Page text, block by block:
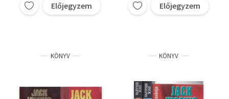
Előjegyzem Előjegyzem
KÖNYV KÖNYV